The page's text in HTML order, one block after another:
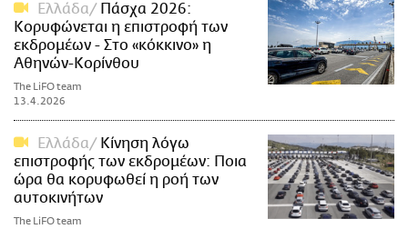
Ελλάδα
Πάσχα 2026:
Κορυφώνεται η επιστροφή των
εκδρομέων - Στο «κόκκινο» η
Αθηνών-Κορίνθου
The LiFO team
13.4.2026
Ελλάδα
Κίνηση λόγω
επιστροφής των εκδρομέων: Ποια
ώρα θα κορυφωθεί η ροή των
αυτοκινήτων
The LiFO team